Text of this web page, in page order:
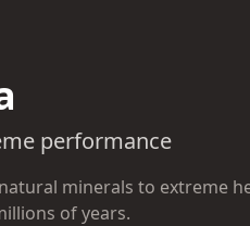
performance
minerals to extreme
of years.